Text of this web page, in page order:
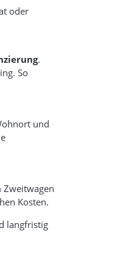
oder
.
So
und
Kosten.
langfristig